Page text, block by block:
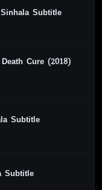
Subtitle
Cure (2018)
Subtitle
Subtitle